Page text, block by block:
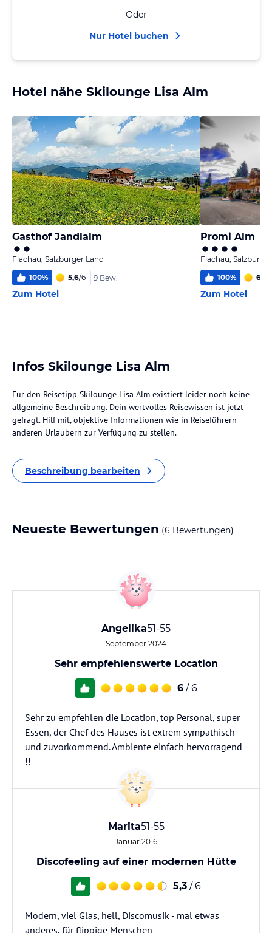
Oder
Nur Hotel buchen
Hotel nähe Skilounge Lisa Alm
Gasthof Jandlalm
Flachau, Salzburger Land
100% 5,6/6 9 Bew.
Zum Hotel
Promi Alm
Flachau,
100% 6
Zum Hotel
Infos Skilounge Lisa Alm
Für den Reisetipp Skilounge Lisa Alm existiert leider noch keine
allgemeine Beschreibung. Dein wertvolles Reisewissen ist jetzt
gefragt. Hilf mit, objektive Informationen wie in Reiseführern
anderen Urlaubern zur Verfügung zu stellen.
Beschreibung bearbeiten
Neueste Bewertungen (6 Bewertungen)
Angelika51-55
September 2024
Sehr empfehlenswerte Location
6 / 6
Sehr zu empfehlen die Location, top Personal, super
Essen, der Chef des Hauses ist extrem sympathisch
und zuvorkommend. Ambiente einfach hervorragend
!!
Marita51-55
Januar 2016
Discofeeling auf einer modernen Hütte
5,3 / 6
Modern, viel Glas, hell, Discomusik - mal etwas
anderes, für flippige Menschen